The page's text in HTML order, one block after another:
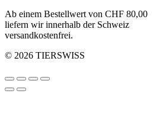
Ab einem Bestellwert von CHF 80,00
liefern wir innerhalb der Schweiz
versandkostenfrei.
© 2026 TIERSWISS